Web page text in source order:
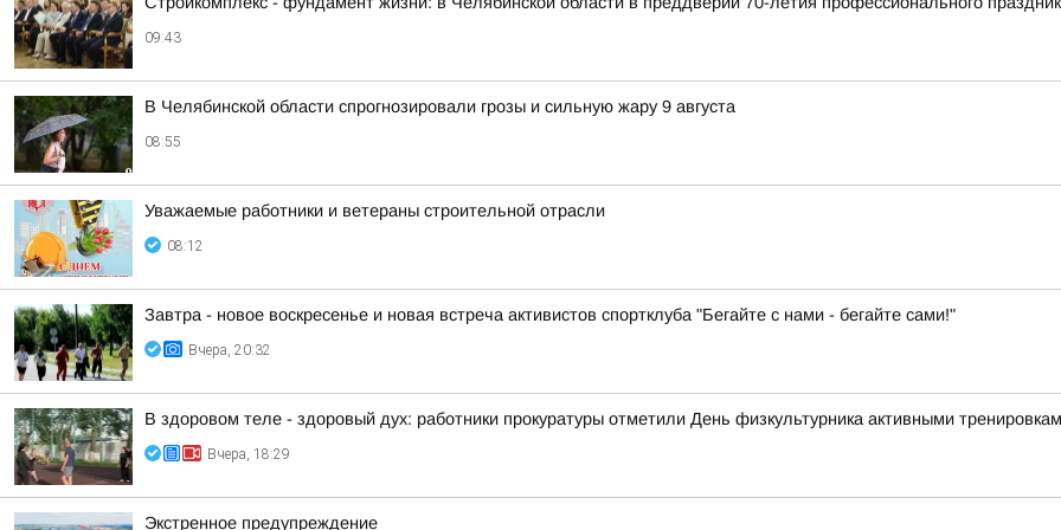
09:43
В Челябинской области спрогнозировали грозы и сильную жару 9 августа
08:55
Уважаемые работники и ветераны строительной отрасли
08:12
Завтра - новое воскресенье и новая встреча активистов спортклуба "Бегайте с нами - бегайте сами!"
Вчера, 20:32
В здоровом теле - здоровый дух: работники прокуратуры отметили День физкультурника активными
Вчера, 18:29
Экстренное предупреждение